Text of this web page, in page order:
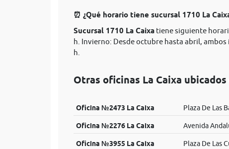
⏰ ¿Qué horario tiene sucursal 1710 La
Sucursal 1710 La Caixa tiene siguiente
h. Invierno: Desde octubre hasta abril,
h.
Otras oficinas La Caixa ubicados
Oficina №2473 La Caixa Plaza De Las
Oficina №2276 La Caixa Avenida
Oficina №3955 La Caixa Plaza De Las